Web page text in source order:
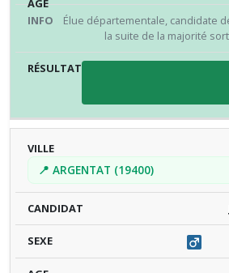
Élue départementale, candidate
la suite de la majorité
📍 ARGENTAT (19400)